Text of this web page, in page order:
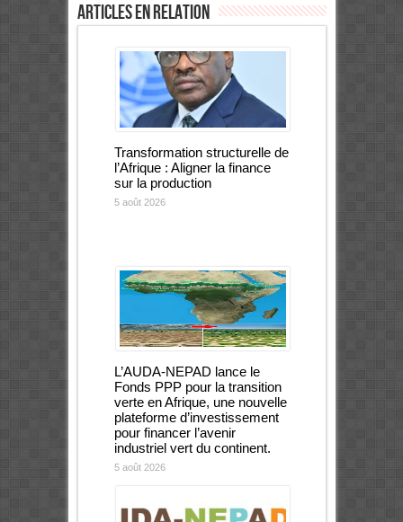
Articles en relation
Transformation structurelle de
l’Afrique : Aligner la finance
sur la production
5 août 2026
L’AUDA-NEPAD lance le
Fonds PPP pour la transition
verte en Afrique, une nouvelle
plateforme d’investissement
pour financer l’avenir
industriel vert du continent.
5 août 2026